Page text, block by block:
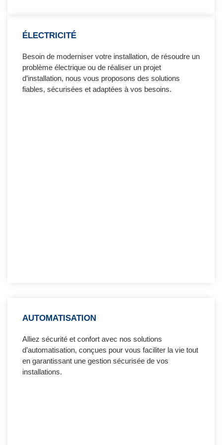
ÉLECTRICITÉ
Besoin de moderniser votre installation, de résoudre un
problème électrique ou de réaliser un projet
d’installation, nous vous proposons des solutions
fiables, sécurisées et adaptées à vos besoins.
AUTOMATISATION
Alliez sécurité et confort avec nos solutions
d’automatisation, conçues pour vous faciliter la vie tout
en garantissant une gestion sécurisée de vos
installations.